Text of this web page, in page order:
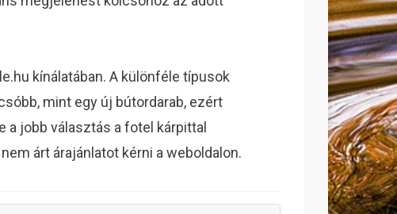
kínálatában. A különféle típusok
mint egy új bútordarab, ezért
a jobb választás a fotel kárpittal
árt árajánlatot kérni a weboldalon.